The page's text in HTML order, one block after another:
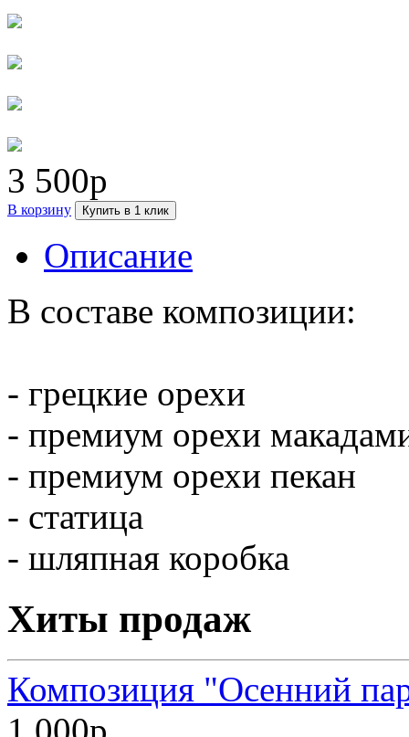
3 500р
В корзину Купить в 1 клик
Описание
В составе композиции:
- грецкие орехи
- премиум орехи
- премиум орехи пекан
- статица
- шляпная коробка
Хиты продаж
Композиция "Осенний